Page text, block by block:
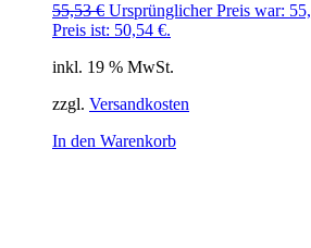
55,53€ Ursprünglicher Preis war:
Preis ist: 50,54 €.
inkl. 19 % MwSt.
zzgl. Versandkosten
In den Warenkorb